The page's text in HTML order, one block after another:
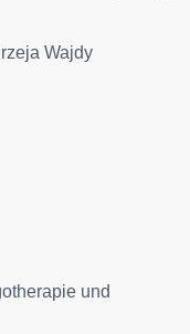
Wajdy
und